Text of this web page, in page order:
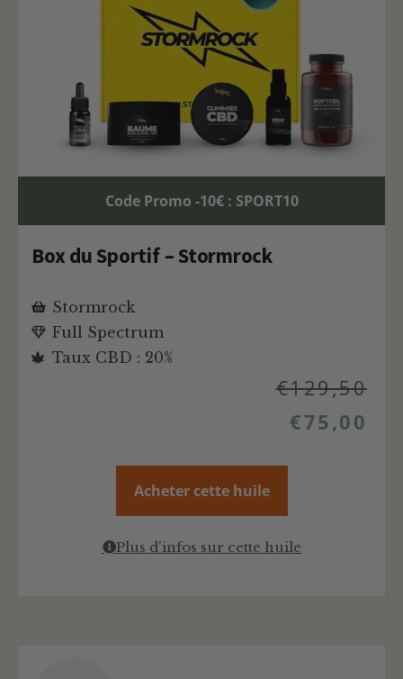
Code Promo -10€ : SPORT10
Box du Sportif – Stormrock
Stormrock
Full Spectrum
Taux CBD : 20%
€129,50
€75,00
Acheter cette huile
Plus d'infos sur cette huile